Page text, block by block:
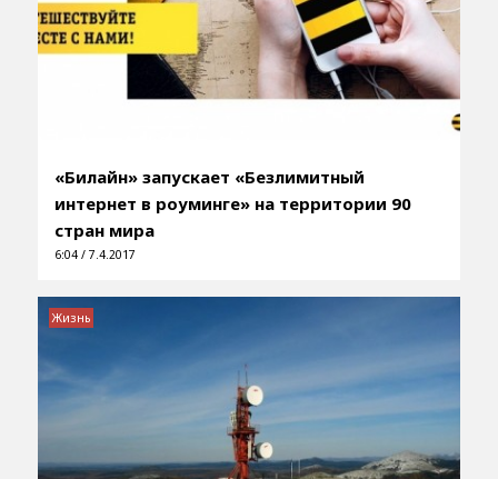
«Билайн» запускает «Безлимитный
интернет в роуминге» на территории 90
стран мира
6:04 / 7.4.2017
Жизнь